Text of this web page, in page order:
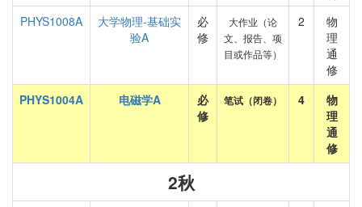
PHYS1008A
大学物理-基础实
验A
必
修
大作业（论
文、报告、项
目或作品等）
2
物
理
通
修
PHYS1004A
电磁学A
必
修
笔试（闭卷） 4
物
理
通
修
2秋